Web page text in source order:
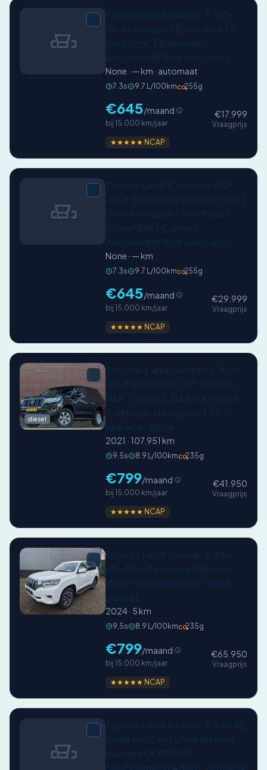
None · — km · automaat
7.3s 9.7 L/100kmCO₂255g
€645/maand
bij 15.000 km/jaar
€17.999
Vraagprijs
★★★★★ NCAP
None · — km
7.3s 9.7 L/100kmCO₂255g
€645/maand
bij 15.000 km/jaar
€29.999
Vraagprijs
★★★★★ NCAP
diesel
2021 · 107.951 km
9.5s 8.9 L/100kmCO₂235g
€799/maand
bij 15.000 km/jaar
€41.950
Vraagprijs
★★★★★ NCAP
2024 · 5 km
9.5s 8.9 L/100kmCO₂235g
€799/maand
bij 15.000 km/jaar
€65.950
Vraagprijs
★★★★★ NCAP